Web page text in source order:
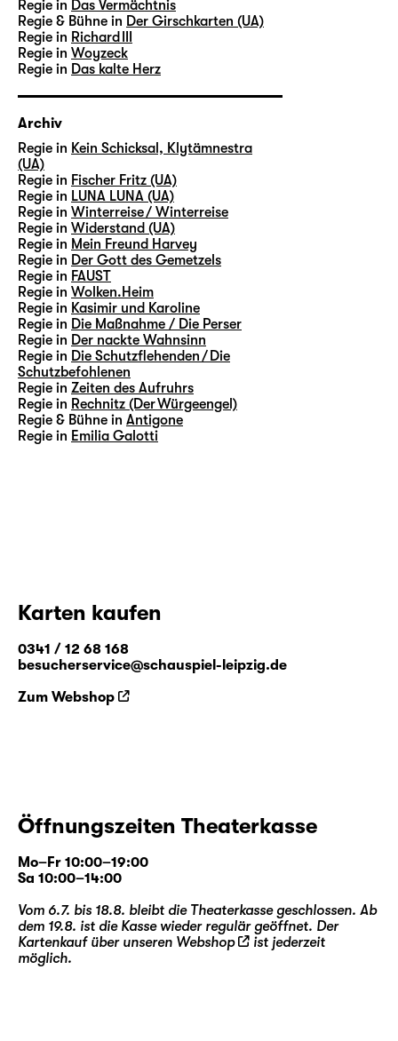
Regie in Das Vermächtnis
Regie & Bühne in Der Girschkarten (UA)
Regie in Richard III
Regie in Woyzeck
Regie in Das kalte Herz
Archiv
Regie in Kein Schicksal, Klytämnestra
(UA)
Regie in Fischer Fritz (UA)
Regie in LUNA LUNA (UA)
Regie in Winterreise / Winterreise
Regie in Widerstand (UA)
Regie in Mein Freund Harvey
Regie in Der Gott des Gemetzels
Regie in FAUST
Regie in Wolken.Heim
Regie in Kasimir und Karoline
Regie in Die Maßnahme / Die Perser
Regie in Der nackte Wahnsinn
Regie in Die Schutzflehenden / Die
Schutzbefohlenen
Regie in Zeiten des Aufruhrs
Regie in Rechnitz (Der Würgeengel)
Regie & Bühne in Antigone
Regie in Emilia Galotti
Karten kaufen
0341 / 12 68 168
besucherservice@schauspiel-leipzig.de
Zum Webshop
Öffnungszeiten Theaterkasse
Mo–Fr 10:00–19:00
Sa 10:00–14:00
Vom 6.7. bis 18.8. bleibt die Theaterkasse geschlossen. Ab
dem 19.8. ist die Kasse wieder regulär geöffnet. Der
Kartenkauf über unseren Webshop
ist jederzeit
möglich.